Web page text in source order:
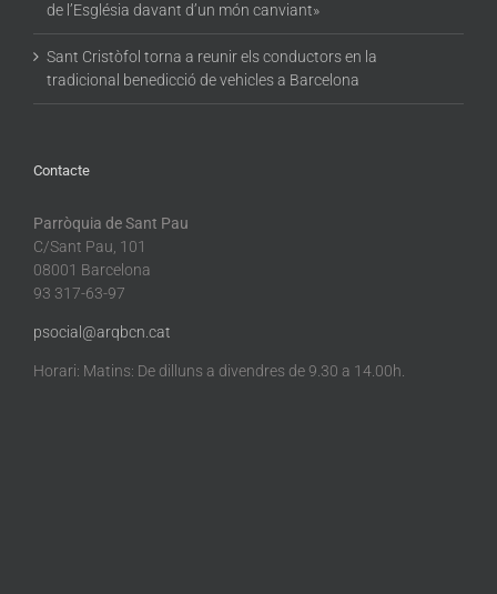
de l’Església davant d’un món canviant»
Sant Cristòfol torna a reunir els conductors en la
tradicional benedicció de vehicles a Barcelona
Contacte
Parròquia de Sant Pau
C/Sant Pau, 101
08001 Barcelona
93 317-63-97
psocial@arqbcn.cat
Horari: Matins: De dilluns a divendres de 9.30 a 14.00h.